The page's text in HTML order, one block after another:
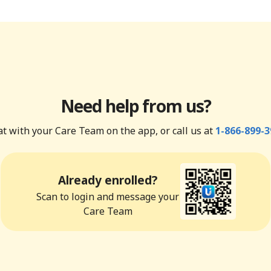
Need help from us?
with your Care Team on the app, or call us at 1-866-899-
Already enrolled?
Scan to login and message your
Care Team